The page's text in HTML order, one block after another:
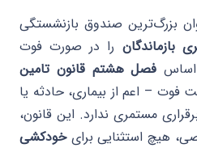
بزرگ‌ترین صندوق بازنشستگی
بازماندگان را در صورت فوت
اساس فصل هشتم قانون تامین
مستمری ندارد. این قانون،
هیچ استثنایی برایخودکشی